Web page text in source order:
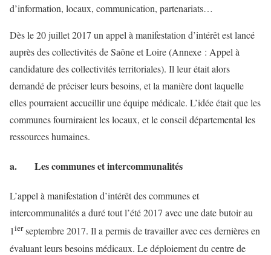
d’information, locaux, communication, partenariats…
Dès le 20 juillet 2017 un appel à manifestation d’intérêt est lancé
auprès des collectivités de Saône et Loire (Annexe : Appel à
candidature des collectivités territoriales). Il leur était alors
demandé de préciser leurs besoins, et la manière dont laquelle
elles pourraient accueillir une équipe médicale. L’idée était que les
communes fourniraient les locaux, et le conseil départemental les
ressources humaines.
a. Les communes et intercommunalités
L’appel à manifestation d’intérêt des communes et
intercommunalités a duré tout l’été 2017 avec une date butoir au
1ierseptembre 2017. Il a permis de travailler avec ces dernières en
évaluant leurs besoins médicaux. Le déploiement du centre de